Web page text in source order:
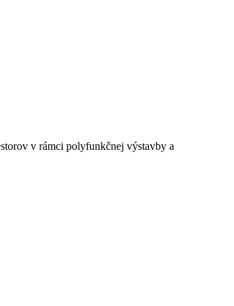
v rámci polyfunkčnej výstavby a